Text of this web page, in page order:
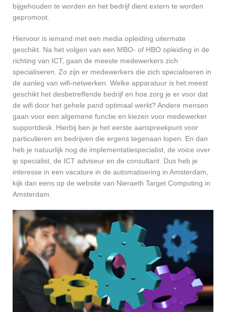
bijgehouden te worden en het bedrijf dient extern te worden
gepromoot.
Hiervoor is iemand met een media opleiding uitermate
geschikt. Na het volgen van een MBO- of HBO opleiding in de
richting van ICT, gaan de meeste medewerkers zich
specialiseren. Zo zijn er medewerkers die zich specialiseren in
de aanleg van wifi-netwerken. Welke apparatuur is het meest
geschikt het desbetreffende bedrijf en hoe zorg je er voor dat
de wifi door het gehele pand optimaal werkt? Andere mensen
gaan voor een algemene functie en kiezen voor medewerker
supportdesk. Hierbij ben je het eerste aanspreekpunt voor
particulieren en bedrijven die ergens tegenaan lopen. En dan
heb je natuurlijk nog de implementatiespecialist, de voice over
ip specialist, de ICT adviseur en de consultant. Dus heb je
interesse in een vacature in de automatisering in Amsterdam,
kijk dan eens op de website van Nieraeth Target Computing in
Amsterdam.